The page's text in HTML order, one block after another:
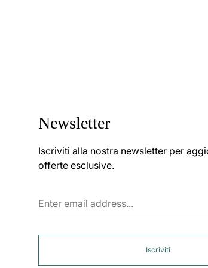
Newsletter
Iscriviti alla nostra newsletter per
offerte esclusive.
email
Iscriviti